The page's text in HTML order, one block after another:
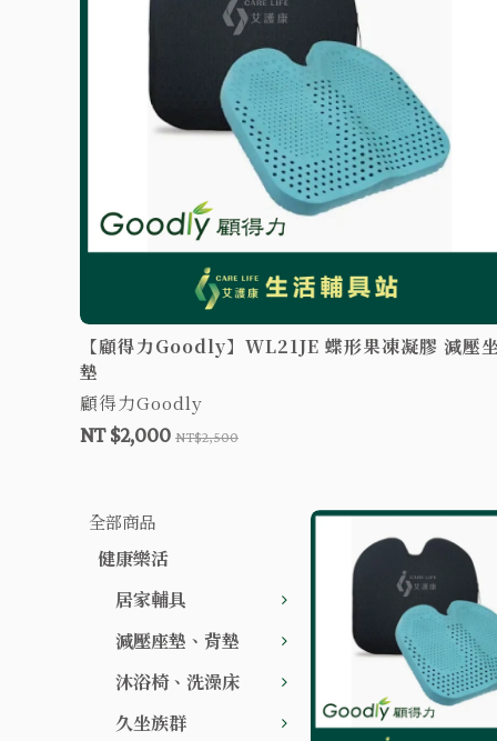
【顧得力Goodly】WL21JE 蝶形果凍凝膠 減壓
墊
顧得力Goodly
NT $2,000 NT$2,500
全部商品
健康樂活
居家輔具
減壓座墊、背墊
沐浴椅、洗澡床
久坐族群